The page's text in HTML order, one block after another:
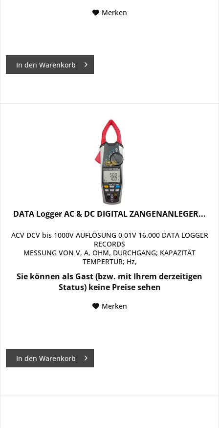
Merken
In den Warenkorb
DATA Logger AC & DC DIGITAL ZANGENANLEGER...
ACV DCV bis 1000V AUFLÖSUNG 0,01V 16.000 DATA LOGGER
RECORDS
MESSUNG VON V, A, OHM, DURCHGANG; KAPAZITÄT
TEMPERTUR; Hz,
Art.Nr.: TM270P
Sie können als Gast (bzw. mit Ihrem derzeitigen
Status) keine Preise sehen
Merken
In den Warenkorb